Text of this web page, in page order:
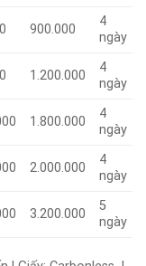
900.000
4
ngày
1.200.000
4
ngày
1.800.000
4
ngày
2.000.000
4
ngày
3.200.000
5
ngày